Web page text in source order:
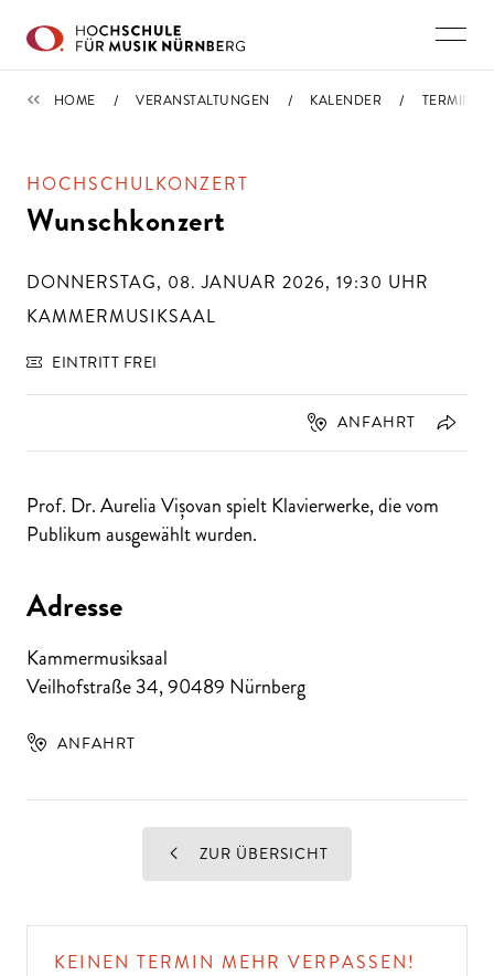
TERMINE
HOME VERANSTALTUNGEN KALENDER TERMIN
HOCHSCHULKONZERT
Wunschkonzert
DONNERSTAG, 08. JANUAR 2026, 19:30 UHR
KAMMERMUSIKSAAL
EINTRITT FREI
ANFAHRT
Prof. Dr. Aurelia Vișovan spielt Klavierwerke, die vom
Publikum ausgewählt wurden.
Adresse
Kammermusiksaal
Veilhofstraße 34,90489 Nürnberg
ANFAHRT
ZUR ÜBERSICHT
KEINEN TERMIN MEHR VERPASSEN!